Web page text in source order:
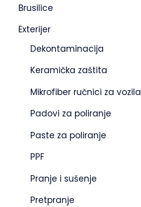
Brusilice
Exterijer
Dekontaminacija
Keramička zaštita
Mikrofiber ručnici za vozila
Padovi za poliranje
Paste za poliranje
PPF
Pranje i sušenje
Pretpranje